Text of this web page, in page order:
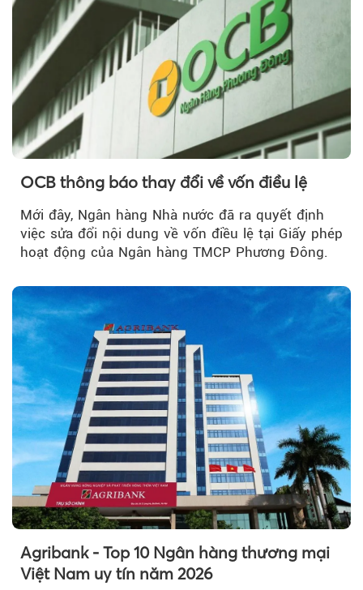
Theo
OCB thông báo thay đổi về vốn điều lệ
Mới đây, Ngân hàng Nhà nước đã ra quyết định
việc sửa đổi nội dung về vốn điều lệ tại Giấy phép
hoạt động của Ngân hàng TMCP Phương Đông.
Agribank - Top 10 Ngân hàng thương mại
Việt Nam uy tín năm 2026